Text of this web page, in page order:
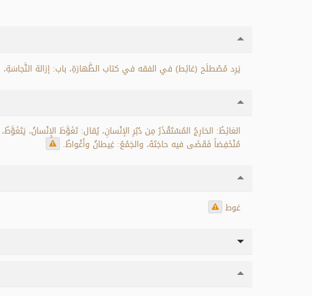
يَرِد مُصْطلَح (غائِط) في الفقه في كتاب الطَّهارَةِ، باب: إزالة
الغائِطُ: الخارِجُ المُسْتَقْذَرُ مِن دُبُرِ الإنْسانِ، يُقال: تَغَوَّطَ الإِنْسانُ،
مُنْخَفِضاً فَقَضَى فيه حاجَتَهُ، والجَمْعُ: غِيطانٌ وأَغْواطٌ.
غوط